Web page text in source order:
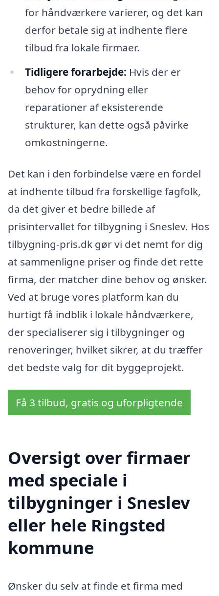
for håndværkere varierer, og det kan
derfor betale sig at indhente flere
tilbud fra lokale firmaer.
Tidligere forarbejde: Hvis der er
behov for oprydning eller
reparationer af eksisterende
strukturer, kan dette også påvirke
omkostningerne.
Det kan i den forbindelse være en fordel
at indhente tilbud fra forskellige fagfolk,
da det giver et bedre billede af
prisintervallet for tilbygning i Sneslev. Hos
tilbygning-pris.dk gør vi det nemt for dig
at sammenligne priser og finde det rette
firma, der matcher dine behov og ønsker.
Ved at bruge vores platform kan du
hurtigt få indblik i lokale håndværkere,
der specialiserer sig i tilbygninger og
renoveringer, hvilket sikrer, at du træffer
det bedste valg for dit byggeprojekt.
Få 3 tilbud, gratis og uforpligtende
Oversigt over firmaer
med speciale i
tilbygninger i Sneslev
eller hele Ringsted
kommune
Ønsker du selv at finde et firma med